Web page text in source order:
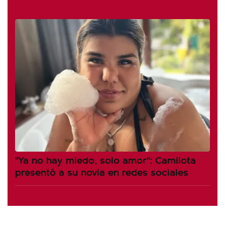
"Ya no hay miedo, solo amor": Camilota
presentó a su novia en redes sociales